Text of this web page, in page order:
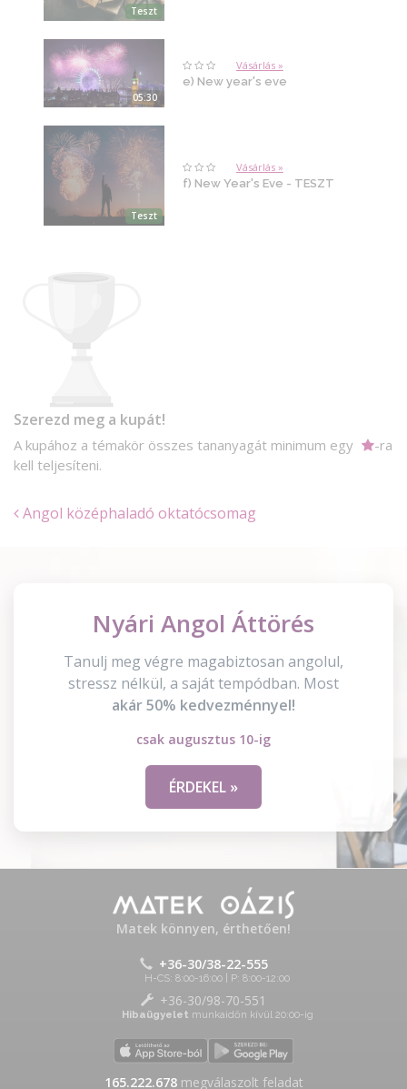
Teszt
05:30
Vásárlás »
e) New year's eve
Teszt
Vásárlás »
f) New Year's Eve - TESZT
Szerezd meg a kupát!
A kupához a témakör összes tananyagát minimum egy
-ra
kell teljesíteni.
Angol középhaladó oktatócsomag
Nyári Angol Áttörés
Tanulj meg végre magabiztosan angolul,
stressz nélkül, a saját tempódban. Most
akár 50% kedvezménnyel!
csak augusztus 10-ig
ÉRDEKEL »
Matek könnyen, érthetően!
+36-30/38-22-555
H-CS: 8:00-16:00 | P: 8:00-12:00
+36-30/98-70-551
Hibaügyelet munkaidőn kívül 20:00-ig
165.222.678megválaszolt feladat